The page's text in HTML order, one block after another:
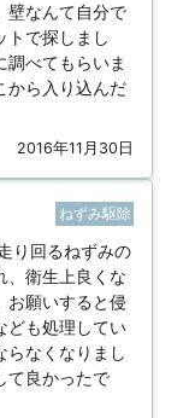
壁なんて自分で
トで探しまし
調べてもらいま
から入り込んだ
2016年11月30日
ねずみ駆除
り回るねずみの
、衛生上良くな
お願いすると侵
ども処理してい
らなくなりまし
て良かったで